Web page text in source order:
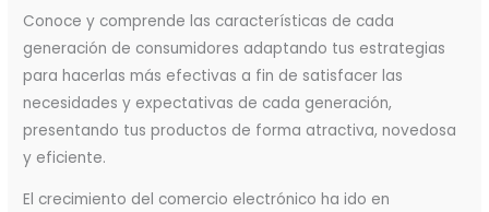
Conoce y comprende las características de cada
generación de consumidores adaptando tus estrategias
para hacerlas más efectivas a fin de satisfacer las
necesidades y expectativas de cada generación,
presentando tus productos de forma atractiva, novedosa
y eficiente.
El crecimiento del comercio electrónico ha ido en